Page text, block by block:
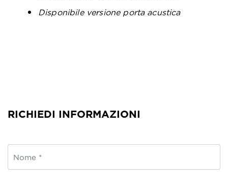
Disponibile versione porta acustica
RICHIEDI INFORMAZIONI